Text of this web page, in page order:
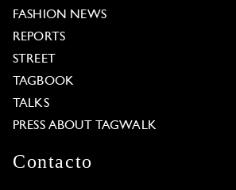
FASHION NEWS
REPORTS
STREET
TAGBOOK
TALKS
PRESS ABOUT TAGWALK
Contacto